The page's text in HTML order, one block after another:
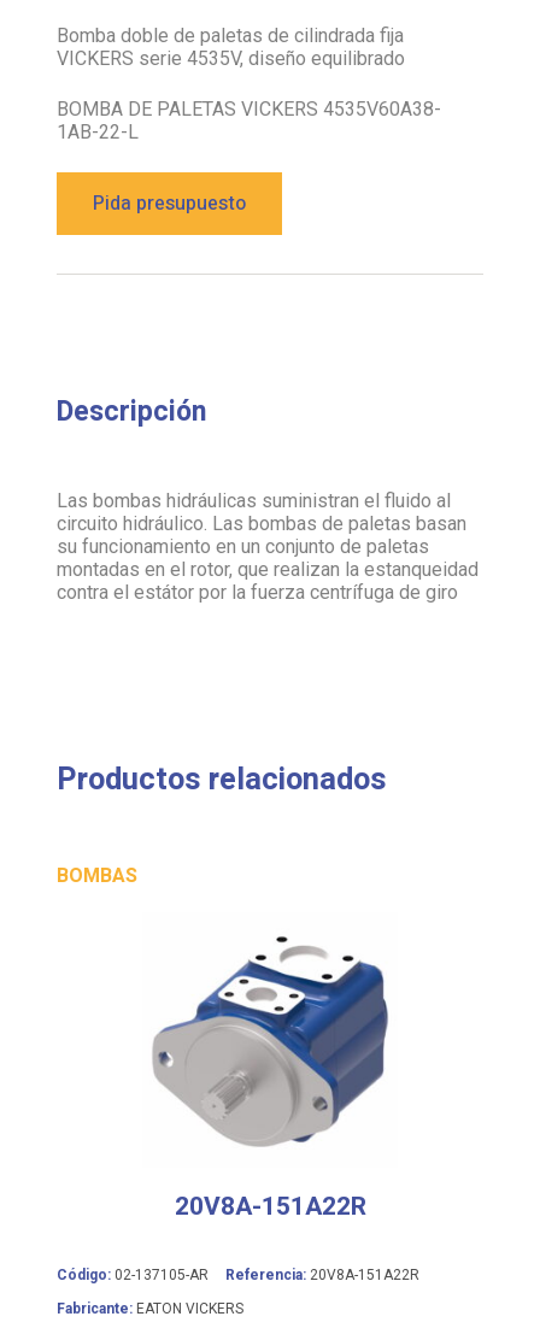
Bomba doble de paletas de cilindrada fija
VICKERS serie 4535V, diseño equilibrado
BOMBA DE PALETAS VICKERS 4535V60A38-
1AB-22-L
Pida presupuesto
Descripción
Las bombas hidráulicas suministran el fluido al
circuito hidráulico. Las bombas de paletas basan
su funcionamiento en un conjunto de paletas
montadas en el rotor, que realizan la estanqueidad
contra el estátor por la fuerza centrífuga de giro
Productos relacionados
BOMBAS
20V8A-151A22R
Código: 02-137105-AR Referencia: 20V8A-151A22R
Fabricante: EATON VICKERS